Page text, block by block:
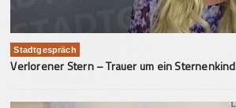
Stadtgespräch
Verlorener Stern – Trauer um ein Sternenkind